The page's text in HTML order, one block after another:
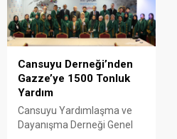
Cansuyu Derneği’nden
Gazze’ye 1500 Tonluk
Yardım
Cansuyu Yardımlaşma ve
Dayanışma Derneği Genel